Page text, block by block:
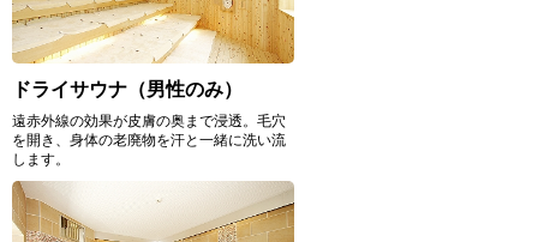
ドライサウナ（男性のみ）
遠赤外線の効果が皮膚の奥まで浸透。毛穴
を開き、身体の老廃物を汗と一緒に洗い流
します。